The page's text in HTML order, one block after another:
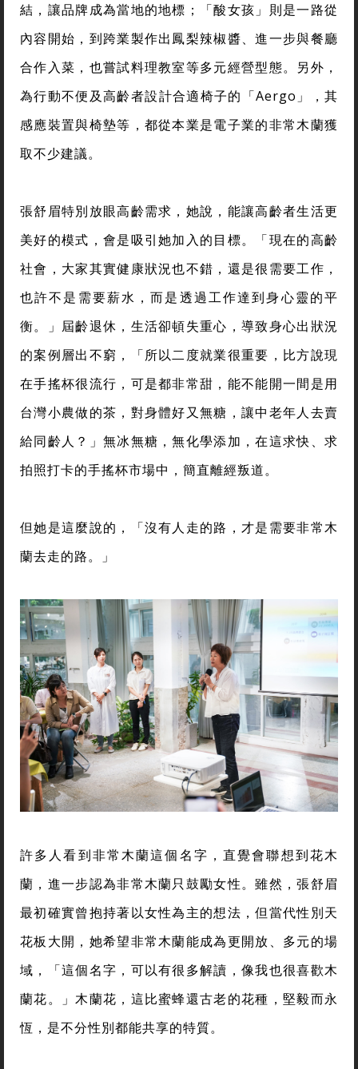
結，讓品牌成為當地的地標；「酸女孩」則是一路從
內容開始，到跨業製作出鳳梨辣椒醬、進一步與餐廳
合作入菜，也嘗試料理教室等多元經營型態。另外，
為行動不便及高齡者設計合適椅子的「Aergo」，其
感應裝置與椅墊等，都從本業是電子業的非常木蘭獲
取不少建議。
張舒眉特別放眼高齡需求，她說，能讓高齡者生活更
美好的模式，會是吸引她加入的目標。「現在的高齡
社會，大家其實健康狀況也不錯，還是很需要工作，
也許不是需要薪水，而是透過工作達到身心靈的平
衡。」屆齡退休，生活卻頓失重心，導致身心出狀況
的案例層出不窮，「所以二度就業很重要，比方說現
在手搖杯很流行，可是都非常甜，能不能開一間是用
台灣小農做的茶，對身體好又無糖，讓中老年人去賣
給同齡人？」無冰無糖，無化學添加，在這求快、求
拍照打卡的手搖杯市場中，簡直離經叛道。
但她是這麼說的，「沒有人走的路，才是需要非常木
蘭去走的路。」
許多人看到非常木蘭這個名字，直覺會聯想到花木
蘭，進一步認為非常木蘭只鼓勵女性。雖然，張舒眉
最初確實曾抱持著以女性為主的想法，但當代性別天
花板大開，她希望非常木蘭能成為更開放、多元的場
域，「這個名字，可以有很多解讀，像我也很喜歡木
蘭花。」木蘭花，這比蜜蜂還古老的花種，堅毅而永
恆，是不分性別都能共享的特質。